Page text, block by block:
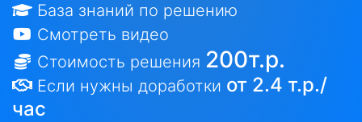
База знаний по решению
Смотреть видео
Стоимость решения 200т.р.
Если нужны доработки от 2.4 т.р./
час